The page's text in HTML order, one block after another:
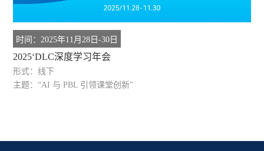
时间：2025年11月28日-30日
2025‘DLC深度学习年会
形式：线下
主题：“AI 与 PBL 引领课堂创新”